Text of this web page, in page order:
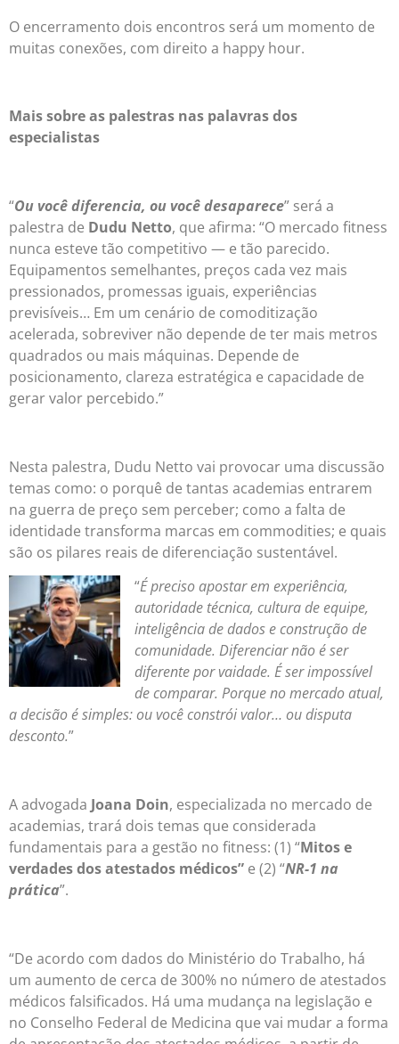
O encerramento dois encontros será um momento de
muitas conexões, com direito a happy hour.
Mais sobre as palestras nas palavras dos
especialistas
“Ou você diferencia, ou você desaparece” será a
palestra de Dudu Netto, que afirma: “O mercado fitness
nunca esteve tão competitivo — e tão parecido.
Equipamentos semelhantes, preços cada vez mais
pressionados, promessas iguais, experiências
previsíveis… Em um cenário de comoditização
acelerada, sobreviver não depende de ter mais metros
quadrados ou mais máquinas. Depende de
posicionamento, clareza estratégica e capacidade de
gerar valor percebido.”
Nesta palestra, Dudu Netto vai provocar uma discussão
temas como: o porquê de tantas academias entrarem
na guerra de preço sem perceber; como a falta de
identidade transforma marcas em commodities; e quais
são os pilares reais de diferenciação sustentável.
“É preciso apostar em experiência,
autoridade técnica, cultura de equipe,
inteligência de dados e construção de
comunidade. Diferenciar não é ser
diferente por vaidade. É ser impossível
de comparar. Porque no mercado atual,
a decisão é simples: ou você constrói valor… ou disputa
desconto.”
A advogada Joana Doin, especializada no mercado de
academias, trará dois temas que considerada
fundamentais para a gestão no fitness: (1) “Mitos e
verdades dos atestados médicos” e (2) “NR-1 na
prática”.
“De acordo com dados do Ministério do Trabalho, há
um aumento de cerca de 300% no número de atestados
médicos falsificados. Há uma mudança na legislação e
no Conselho Federal de Medicina que vai mudar a forma